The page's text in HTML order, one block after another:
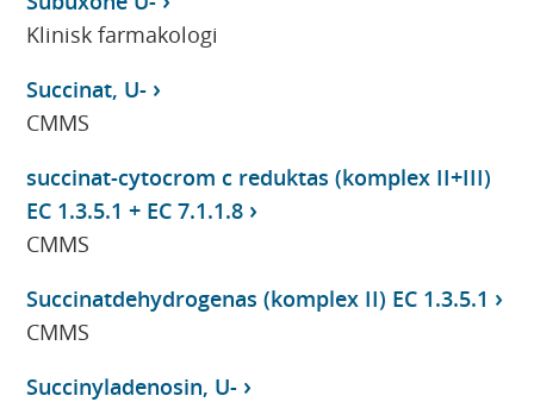
Klinisk farmakologi
Succinat, U-
CMMS
succinat-cytocrom c reduktas (komplex II+III)
EC 1.3.5.1 + EC 7.1.1.8
CMMS
Succinatdehydrogenas (komplex II) EC 1.3.5.1
CMMS
Succinyladenosin, U-